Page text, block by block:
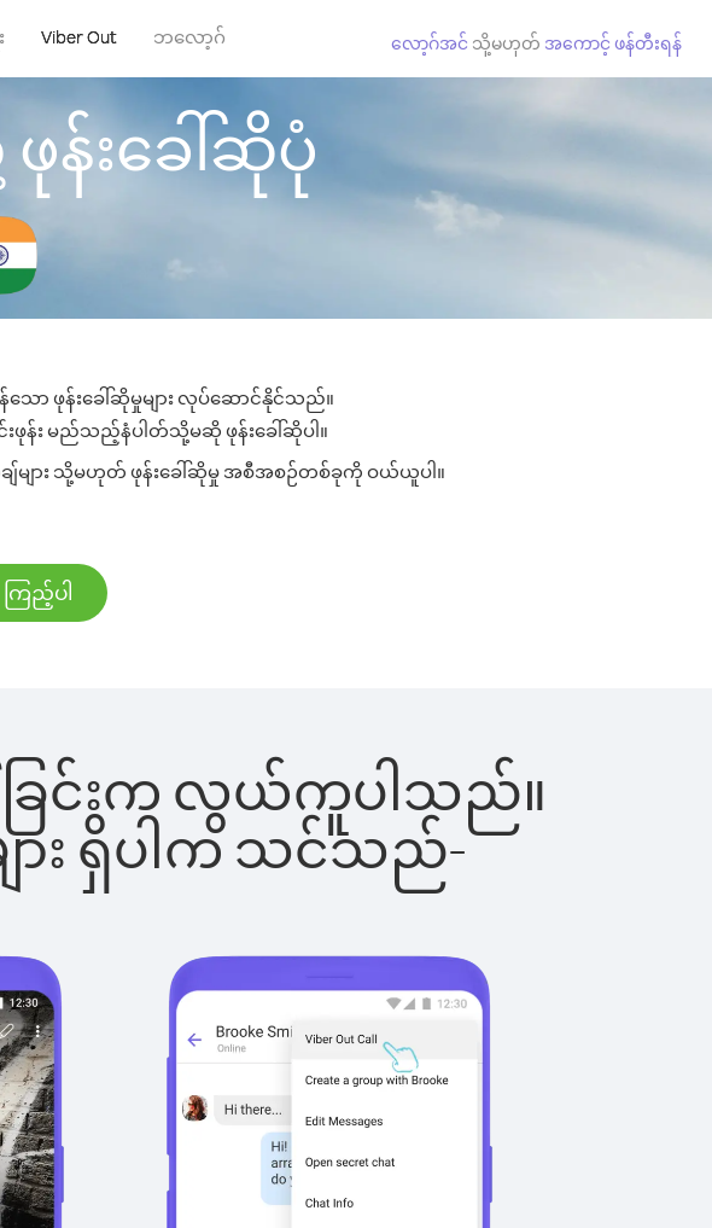
Viber Out ဘလော့ဂ် လော့ဂ်အင် သို့မဟုတ် အကောင့် ဖန်တီးရန်
န်းခေါ်ဆိုပုံ
ာ ဖုန်းခေါ်ဆိုမှုများ လုပ်ဆောင်နိုင်သည်။
ဖုန်း မည်သည့်နံပါတ်သို့မဆို ဖုန်းခေါ်ဆိုပါ။
များ သို့မဟုတ် ဖုန်းခေါ်ဆိုမှု အစီအစဉ်တစ်ခုကို ဝယ်ယူပါ။
ြည့်ပါ
ါ်ခြင်းက လွယ်ကူပါသည်။
ား ရှိပါက သင်သည်-